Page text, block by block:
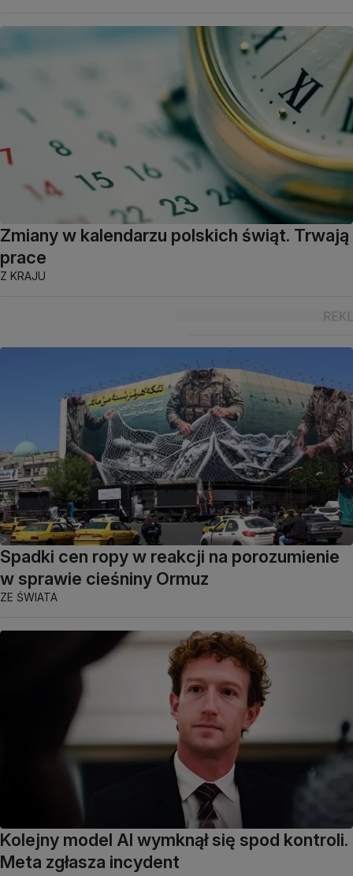
Zmiany w kalendarzu polskich świąt. Trwają
prace
Z KRAJU
Spadki cen ropy w reakcji na porozumienie
w sprawie cieśniny Ormuz
ZE ŚWIATA
Kolejny model AI wymknął się spod kontroli.
Meta zgłasza incydent